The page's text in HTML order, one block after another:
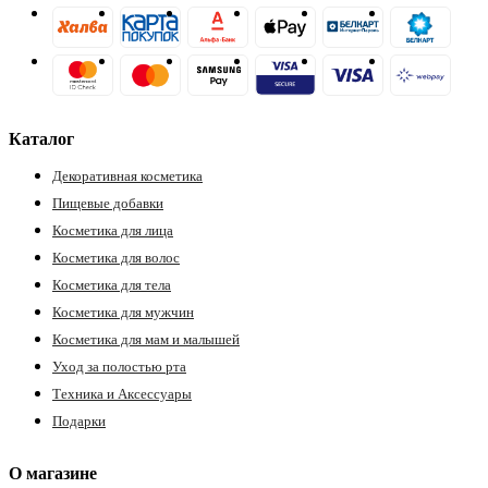
Каталог
Декоративная косметика
Пищевые добавки
Косметика для лица
Косметика для волос
Косметика для тела
Косметика для мужчин
Косметика для мам и малышей
Уход за полостью рта
Техника и Аксессуары
Подарки
О магазине